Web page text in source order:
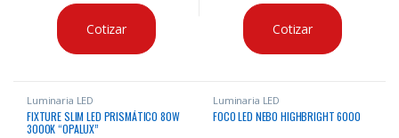
Cotizar Cotizar
Luminaria LED
FIXTURE SLIM LED PRISMÁTICO 80W
3000K “OPALUX”
Luminaria LED
FOCO LED NEBO HIGHBRIGHT 6000